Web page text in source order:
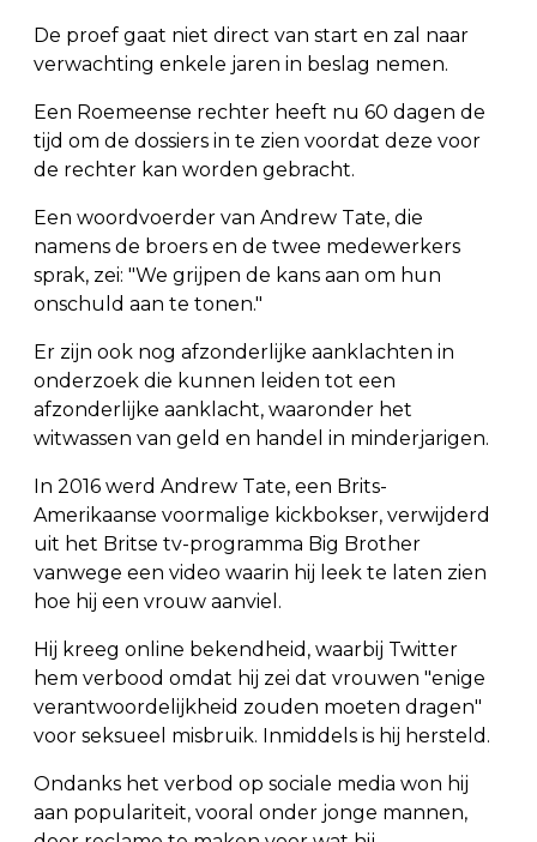
De proef gaat niet direct van start en zal naar
verwachting enkele jaren in beslag nemen.
Een Roemeense rechter heeft nu 60 dagen de
tijd om de dossiers in te zien voordat deze voor
de rechter kan worden gebracht.
Een woordvoerder van Andrew Tate, die
namens de broers en de twee medewerkers
sprak, zei: "We grijpen de kans aan om hun
onschuld aan te tonen."
Er zijn ook nog afzonderlijke aanklachten in
onderzoek die kunnen leiden tot een
afzonderlijke aanklacht, waaronder het
witwassen van geld en handel in minderjarigen.
In 2016 werd Andrew Tate, een Brits-
Amerikaanse voormalige kickbokser, verwijderd
uit het Britse tv-programma Big Brother
vanwege een video waarin hij leek te laten zien
hoe hij een vrouw aanviel.
Hij kreeg online bekendheid, waarbij Twitter
hem verbood omdat hij zei dat vrouwen "enige
verantwoordelijkheid zouden moeten dragen"
voor seksueel misbruik. Inmiddels is hij hersteld.
Ondanks het verbod op sociale media won hij
aan populariteit, vooral onder jonge mannen,